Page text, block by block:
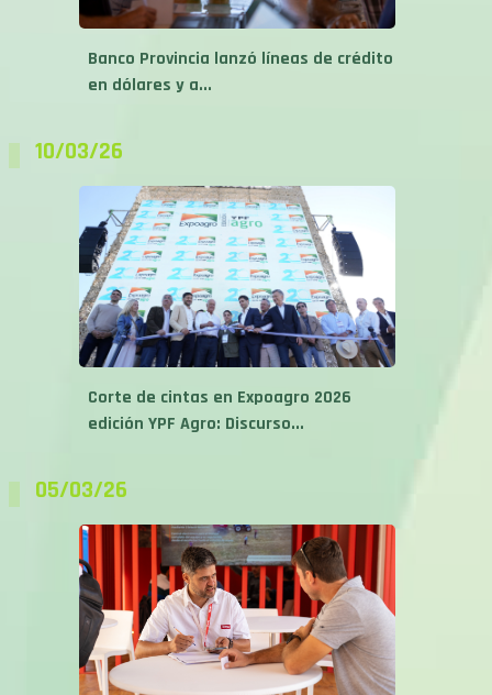
Banco Provincia lanzó líneas de crédito
en dólares y a...
10/03/26
Corte de cintas en Expoagro 2026
edición YPF Agro: Discurso...
05/03/26